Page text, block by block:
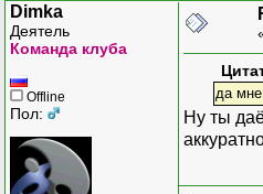
Dimka
Деятель
Команда клуба
Offline
Пол:
да
Ну ты